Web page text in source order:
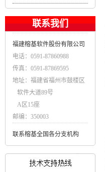
联系我们
福建榕基软件股份有限公司
电话：0591-87860988
传真：0591-87869595
地址：福建省福州市鼓楼区
软件大道89号
A区15座
邮编：350003
联系榕基全国各分支机构